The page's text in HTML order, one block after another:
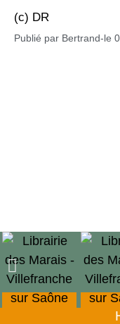
(c) DR
Publié par Bertrand-le